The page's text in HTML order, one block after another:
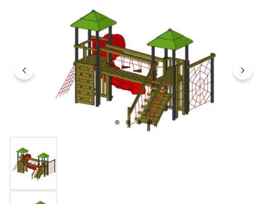
Bildergalerie überspringen